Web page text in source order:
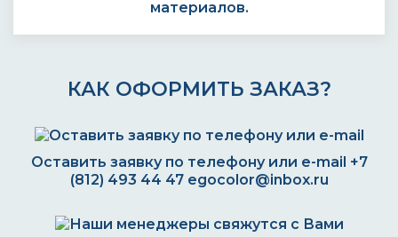
материалов.
КАК ОФОРМИТЬ ЗАКАЗ?
Оставить заявку по телефону или e-mail +7
(812) 493 44 47 egocolor@inbox.ru